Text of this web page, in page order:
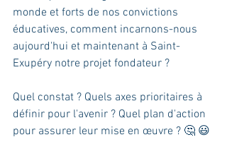
monde et forts de nos convictions
éducatives, comment incarnons-nous
aujourd'hui et maintenant à Saint-
Exupéry notre projet fondateur ?
Quel constat ? Quels axes prioritaires à
définir pour l'avenir ? Quel plan d'action
pour assurer leur mise en œuvre ? 🤔 😃